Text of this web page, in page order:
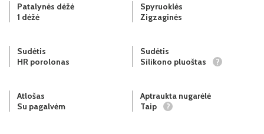
Patalynės dėžė
1 dėžė
Spyruoklės
Zigzaginės
Sudėtis
HR porolonas
Sudėtis
Silikono pluoštas
?
Atlošas
Su pagalvėm
Aptraukta nugarėlė
Taip
?